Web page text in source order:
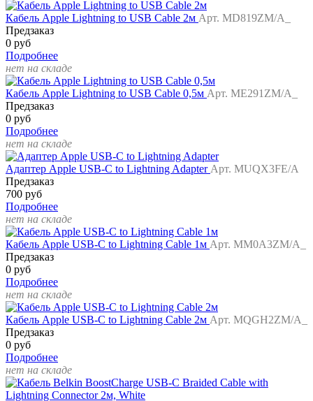
Кабель Apple Lightning to USB Cable 2м Арт. MD819ZM/A_
Предзаказ
0 руб
Подробнее
нет на складе
Кабель Apple Lightning to USB Cable 0,5м Арт. ME291ZM/A_
Предзаказ
0 руб
Подробнее
нет на складе
Адаптер Apple USB-C to Lightning AdapterАрт. MUQX3FE/A
Предзаказ
700 руб
Подробнее
нет на складе
Кабель Apple USB-C to Lightning Cable 1м Арт. MM0A3ZM/A_
Предзаказ
0 руб
Подробнее
нет на складе
Кабель Apple USB-C to Lightning Cable 2м Арт. MQGH2ZM/A_
Предзаказ
0 руб
Подробнее
нет на складе